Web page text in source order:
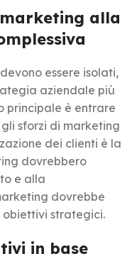
alla
essere isolati,
aziendale più
principale è entrare
sforzi di marketing
dei clienti è la
dovrebbero
e alla
dovrebbe
strategici.
in base